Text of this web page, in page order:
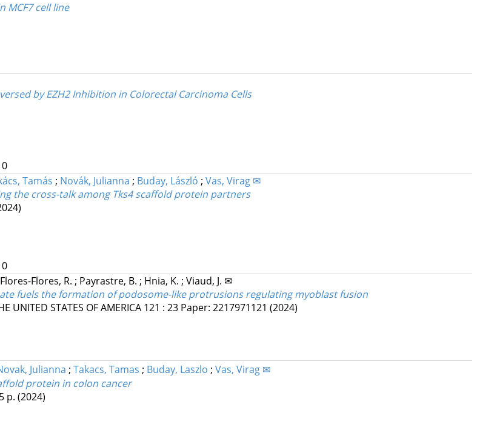
MCF7 cell line
by EZH2 Inhibition in Colorectal Carcinoma Cells
Tamás ; Novák, Julianna ; Buday, László ; Vas, Virag ✉
the cross-talk among Tks4 scaffold protein partners
Flores-Flores, R. ; Payrastre, B. ; Hnia, K. ; Viaud, J. ✉
fuels the formation of podosome-like protrusions regulating myoblast fusion
UNITED STATES OF AMERICA 121 : 23 Paper: 2217971121 (2024)
Julianna ; Takacs, Tamas ; Buday, Laszlo ; Vas, Virag ✉
protein in colon cancer
p. (2024)